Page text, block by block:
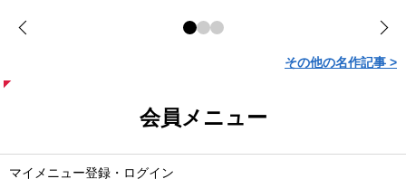
その他の名作記事 >
会員メニュー
マイメニュー登録・ログイン